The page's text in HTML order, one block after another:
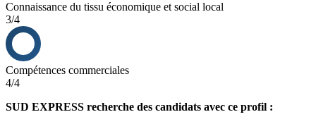
Connaissance du tissu économique et social local
3/4
Compétences commerciales
4/4
SUD EXPRESS recherche des candidats avec ce profil :